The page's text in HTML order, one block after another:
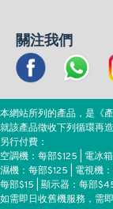
關注我們
本網站所列的產品，是《
就該產品徵收下列循環再
另行付費：
空調機：每部$125 | 電冰
濕機：每部$125 | 電視機
每部$15 | 顯示器：每部
如需即日收舊機服務，需